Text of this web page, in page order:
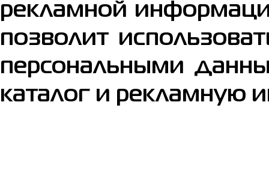
рекламной
позволит
персональными
каталог и